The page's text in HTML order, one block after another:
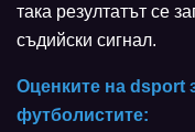
така резултатът се
съдийски сигнал.
Оценките на dsport
футболистите: